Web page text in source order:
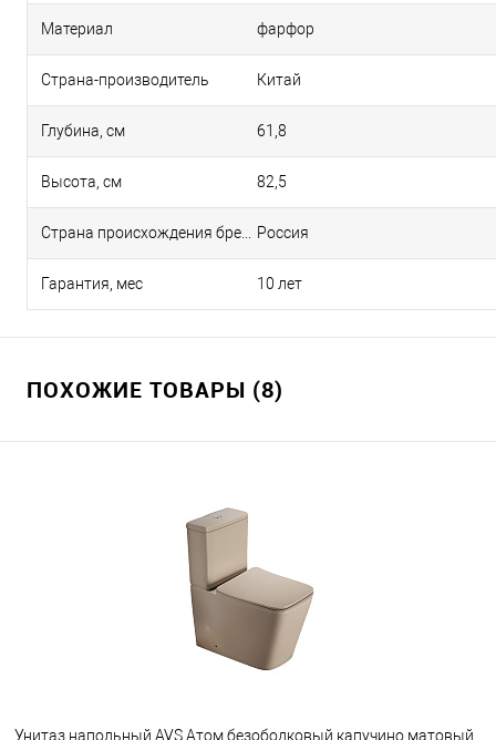
Материал фарфор
Страна-производитель Китай
Глубина, см 61,8
Высота, см 82,5
Россия
Гарантия, мес 10 лет
ПОХОЖИЕ ТОВАРЫ (8)
Унитаз напольный AVS Атом безободковый капучино матовый,